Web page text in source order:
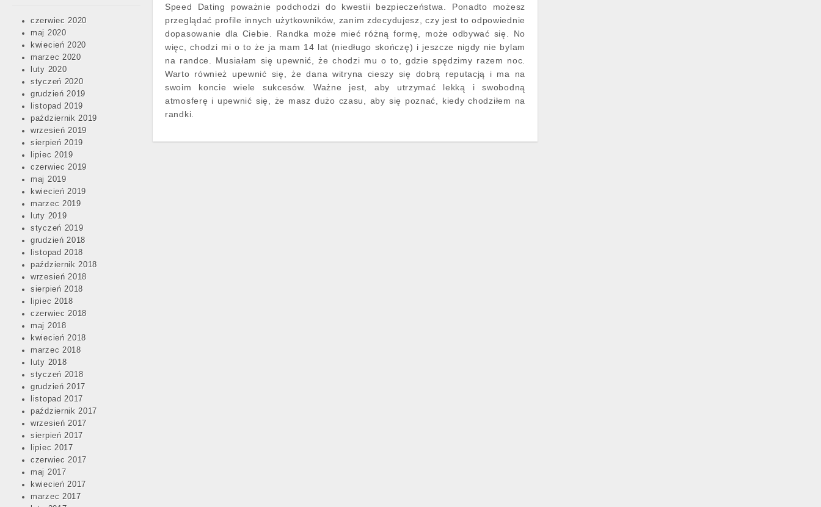
czerwiec 2020
maj 2020
kwiecień 2020
marzec 2020
luty 2020
styczeń 2020
grudzień 2019
listopad 2019
październik 2019
wrzesień 2019
sierpień 2019
lipiec 2019
czerwiec 2019
maj 2019
kwiecień 2019
marzec 2019
luty 2019
styczeń 2019
grudzień 2018
listopad 2018
październik 2018
wrzesień 2018
sierpień 2018
lipiec 2018
czerwiec 2018
maj 2018
kwiecień 2018
marzec 2018
luty 2018
styczeń 2018
grudzień 2017
listopad 2017
październik 2017
wrzesień 2017
sierpień 2017
lipiec 2017
czerwiec 2017
maj 2017
kwiecień 2017
marzec 2017
Speed Dating poważnie podchodzi do kwestii bezpieczeństwa. Ponadto możesz
przeglądać profile innych użytkowników, zanim zdecydujesz, czy jest to odpowiednie
dopasowanie dla Ciebie. Randka może mieć różną formę, może odbywać się. No
więc, chodzi mi o to że ja mam 14 lat (niedługo skończę) i jeszcze nigdy nie bylam
na randce. Musiałam się upewnić, że chodzi mu o to, gdzie spędzimy razem noc.
Warto również upewnić się, że dana witryna cieszy się dobrą reputacją i ma na
swoim koncie wiele sukcesów. Ważne jest, aby utrzymać lekką i swobodną
atmosferę i upewnić się, że masz dużo czasu, aby się poznać, kiedy chodziłem na
randki.